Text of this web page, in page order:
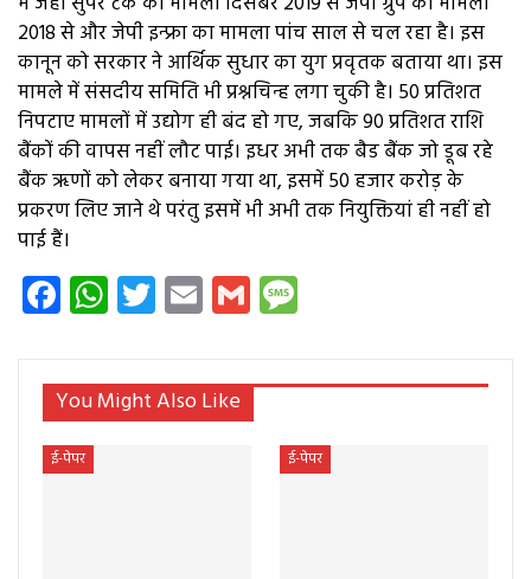
2018 से और जेपी इन्फ्रा का मामला पांच साल से चल रहा है। इस
कानून को सरकार ने आर्थिक सुधार का युग प्रवृतक बताया था। इस
मामले में संसदीय समिति भी प्रश्नचिन्ह लगा चुकी है। 50 प्रतिशत
निपटाए मामलों में उद्योग ही बंद हो गए, जबकि 90 प्रतिशत राशि
बैंकों की वापस नहीं लौट पाई। इधर अभी तक बैड बैंक जो डूब रहे
बैंक ऋणों को लेकर बनाया गया था, इसमें 50 हजार करोड़ के
प्रकरण लिए जाने थे परंतु इसमें भी अभी तक नियुक्तियां ही नहीं हो
पाई हैं।
Facebook
WhatsApp
Twitter
EmailGmail
You Might Also Like
ई-पेपर ई-पेपर